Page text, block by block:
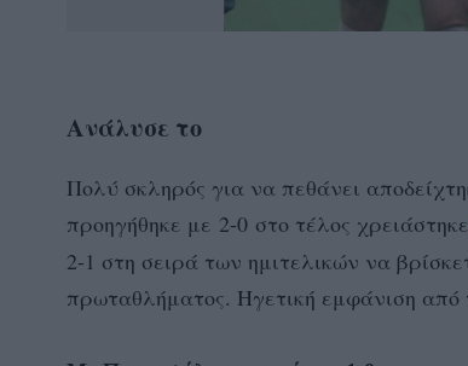
Ανάλυσε το
Πολύ σκληρός για να πεθάνει
προηγήθηκε με 2-0 στο τέλος χρειάστηκε
2-1 στη σειρά των ημιτελικών να
πρωταθλήματος. Ηγετική εμφάνιση